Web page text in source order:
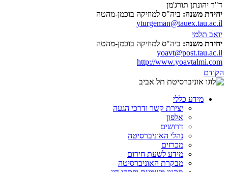
ד"ר יהונתן תורג'מן
יחידת משנה: ביה"ס למוזיקה בוכמן-מהטה
yturgeman@tauex.tau.ac.il
יואב תלמי
יחידת משנה: ביה"ס למוזיקה בוכמן-מהטה
yoavt@post.tau.ac.il
http://www.yoavtalmi.com
הקודם
מידע כללי
יצירת קשר ודרכי הגעה
אלפון
דרושים
נהלי האוניברסיטה
מכרזים
מידע לשעת חירום
מבקרת האוניברסיטה